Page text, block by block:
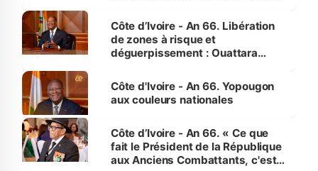
milieu des sinistrés
Côte d’Ivoire - An 66. Libération
de zones à risque et
déguerpissement : Ouattara
l'Etat de droit pour préserver les
vies humaines »
Côte d'Ivoire - An 66. Yopougon
aux couleurs nationales
Côte d’Ivoire - An 66. « Ce que
fait le Président de la République
aux Anciens Combattants, c'est